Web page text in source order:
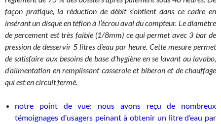
façon pratique, la réduction de débit s’obtient dans ce cadre en
insérant un disque en téflon à l’écrou aval du compteur. Le diamètre
de percement est très faible (1/8mm) ce qui permet avec 3 bar de
pression de desservir 5 litres d’eau par heure. Cette mesure permet
de satisfaire aux besoins de base d’hygiène en se lavant au lavabo,
d’alimentation en remplissant casserole et biberon et de chauffage
qui est en circuit fermé.
notre point de vue: nous avons reçu de nombreux
témoignages d’usagers peinant à obtenir un litre d’eau par